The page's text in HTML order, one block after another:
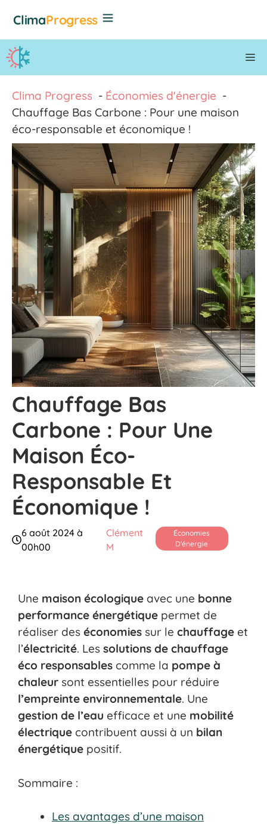
contenu
ClimaProgress
Clima Progress
Économies d'énergie
Chauffage Bas Carbone : Pour une maison
éco-responsable et économique !
Chauffage Bas
Carbone : Pour Une
Maison Éco-
Responsable Et
Économique !
6 août 2024 à
00h00
Clément
M
Économies
D'énergie
Une maison écologique avec une bonne
performance énergétique permet de
réaliser des économies sur le chauffage et
l’électricité. Les solutions de chauffage
éco responsables comme la pompe à
chaleur sont essentielles pour réduire
l’empreinte environnementale. Une
gestion de l’eau efficace et une mobilité
électrique contribuent aussi à un bilan
énergétique positif.
Sommaire :
Les avantages d’une maison